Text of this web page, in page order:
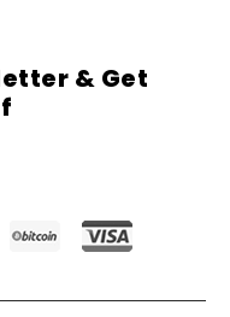
& Get